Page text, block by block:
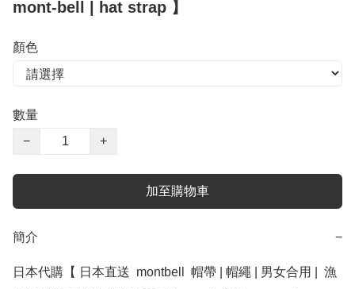
mont-bell | hat strap 】
顏色
數量
−
+
加至購物車
簡介 −
日本代購【 日本直送  montbell  帽帶 | 帽繩 | 男女合用 |  漁